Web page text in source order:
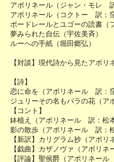
アポリネール（ジャン・モレ
アポリネール（コクトー 訳：
ボードレールとユゴーの読書（
夢みられた自伝（宇佐美斉）
ルーへの手紙（堀田郷弘）
【対談】現代詩から見たアポリ
【詩】
恋に命を（アポリネール 訳：
ジュリーその名もバラの花（ア
【コント】
鉢植え（アポリネール 訳：松
影の散歩（アポリネール 訳：
【新訳】カリグラム抄（アポ
【戯曲】カザノヴァ（アポリ
【評論】聖侯爵（アポリネール